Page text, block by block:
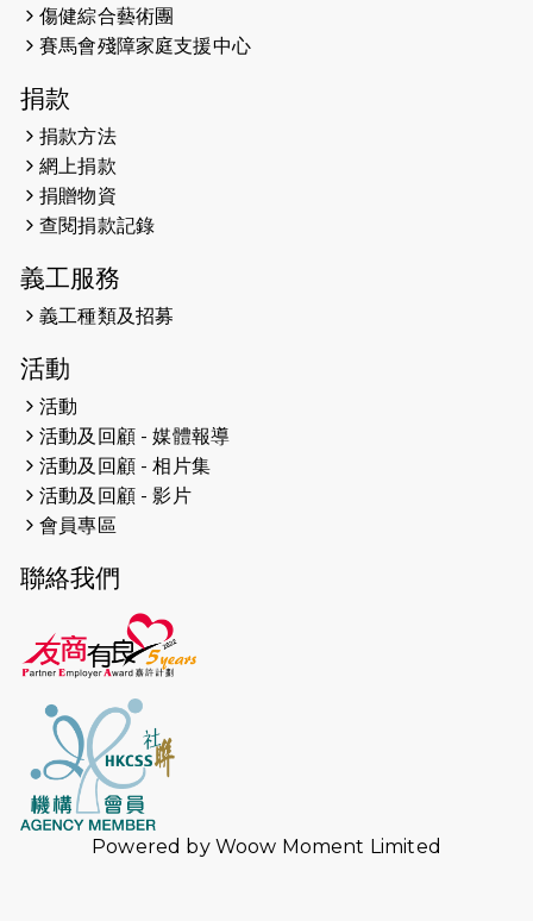
2024-12-31
2024-12-10
2024-11-17
2024-10-30
連續第七年獲得 #香港中小型企業總
商會「#友商有良」嘉許計劃的嘉許
2024-09-30
障等人士入場試玩
2024-09-24
2024-09-19
你！ （尚餘全馬名額）
傷健綜合藝術團
賽馬會殘障家庭支援中心
捐款
捐款方法
網上捐款
捐贈物資
查閱捐款記錄
義工服務
義工種類及招募
活動
活動
活動及回顧 - 媒體報導
活動及回顧 - 相片集
活動及回顧 - 影片
會員專區
聯絡我們
Powered by Woow Moment Limited